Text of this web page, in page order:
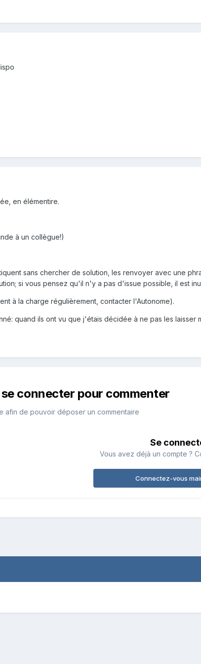
en élémentire.
à un collègue!)
sans chercher de solution, les renvoyer avec une
si vous pensez qu'il n'y a pas d'issue possible, il est
à la charge régulièrement, contacter l'Autonome).
quand ils ont vu que j'étais décidée à ne pas les laisser
connecter pour commenter
afin de pouvoir déposer un commentaire
Se
Vous avez déjà un compte ?
Connectez-vous